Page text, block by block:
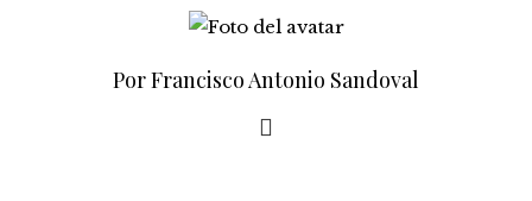
Por Francisco Antonio Sandoval